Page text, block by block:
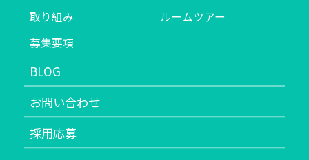
取り組み
ルームツアー
募集要項
BLOG
お問い合わせ
採用応募